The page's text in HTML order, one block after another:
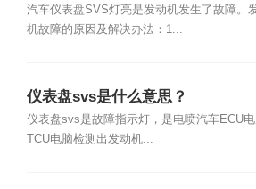
汽车仪表盘SVS灯亮是发动机发生了故障。
机故障的原因及解决办法：1...
仪表盘svs是什么意思？
仪表盘svs是故障指示灯，是电喷汽车ECU
TCU电脑检测出发动机...